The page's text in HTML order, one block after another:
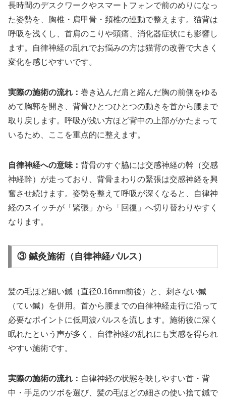
長時間のデスクワークやスマートフォンで前のめりになっ
た姿勢を、胸椎・肩甲骨・頚椎の連動で整えます。猫背は
呼吸を浅くし、首肩のこりや頭痛、消化器症状にも影響し
ます。自律神経の乱れでお悩みの方は猫背の改善で大きく
変化を感じやすいです。
実際の施術の流れ： 巻き込んだ肩と縮んだ胸の前側をゆる
めて胸郭を開き、背骨ひとつひとつの動きを首から腰まで
取り戻します。呼吸が浅い方ほど背中の上部がかたまって
いるため、ここを重点的に整えます。
自律神経への意味： 背骨のすぐ脇には交感神経の幹（交感
神経幹）が走っており、背骨まわりの緊張は交感神経を興
奮させ続けます。姿勢を整えて呼吸が深くなると、自律神
経のスイッチが「緊張」から「回復」へ切り替わりやすく
なります。
③ 鍼灸施術（自律神経パルス）
髪の毛ほど細い鍼（直径0.16mm前後）と、刺さない鍼
（てい鍼）を併用。首から腰までの自律神経走行に沿って
必要なポイントに低周波パルスを流します。施術後に深く
眠れたという声が多く、自律神経の乱れにも実感を得られ
やすい施術です。
実際の施術の流れ： 自律神経の状態を映しやすい首・背
中・手足のツボを選び、髪の毛ほどの細さの使い捨て鍼で